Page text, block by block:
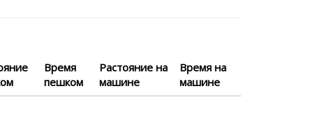
Время
пешком
Растояние на
машине
Время на
машине